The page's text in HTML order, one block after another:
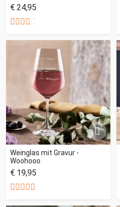
€ 24,95
Weinglas mit Gravur -
Woohooo
€ 19,95